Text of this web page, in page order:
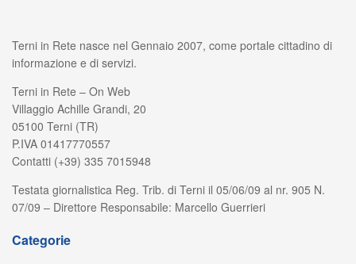
Terni in Rete nasce nel Gennaio 2007, come portale cittadino di
informazione e di servizi.
Terni in Rete – On Web
Villaggio Achille Grandi, 20
05100 Terni (TR)
P.IVA 01417770557
Contatti (+39) 335 7015948
Testata giornalistica Reg. Trib. di Terni il 05/06/09 al nr. 905 N.
07/09 – Direttore Responsabile: Marcello Guerrieri
Categorie